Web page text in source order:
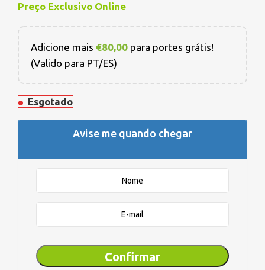
Preço Exclusivo Online
Adicione mais €80,00 para portes grátis!
(Valido para PT/ES)
Esgotado
Avise me quando chegar
Confirmar